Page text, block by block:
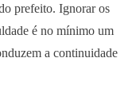
prefeito. Ignorar os
é no mínimo um
a continuidade